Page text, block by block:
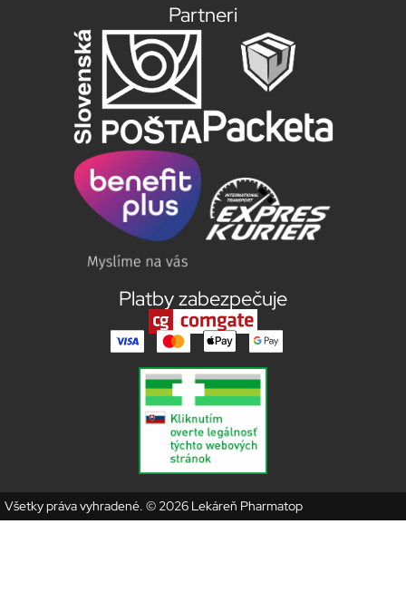
Partneri
Platby zabezpečuje
Všetky práva vyhradené. © 2026 Lekáreň Pharmatop